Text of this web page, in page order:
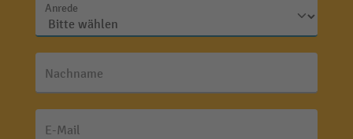
Anrede
Nachname
E-Mail